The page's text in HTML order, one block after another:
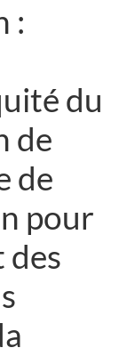
:
du
de
de
pour
des